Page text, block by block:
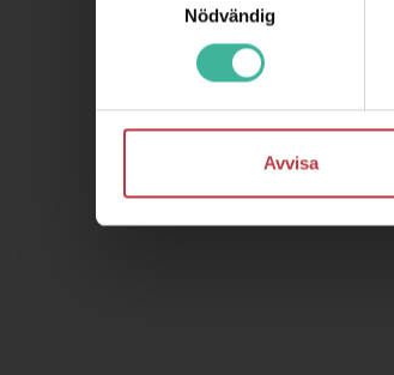
Nödvändig
Avvisa